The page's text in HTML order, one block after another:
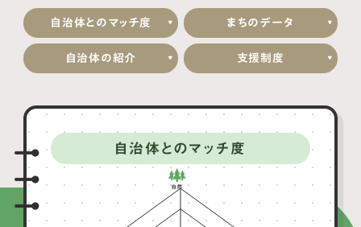
自治体とのマッチ度 まちのデータ
自治体の紹介 支援制度
自治体とのマッチ度